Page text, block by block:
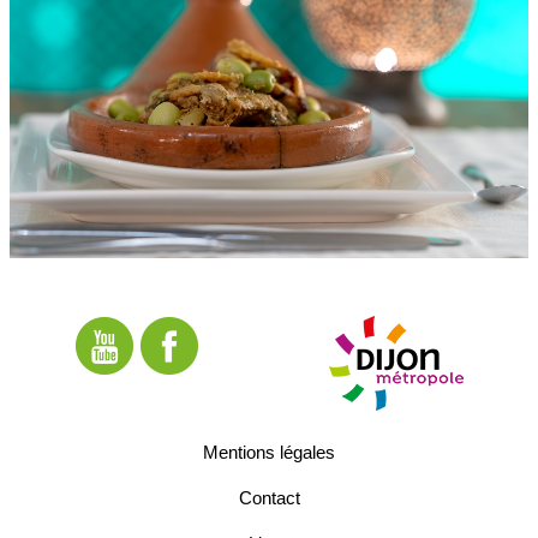
Mentions légales
Contact